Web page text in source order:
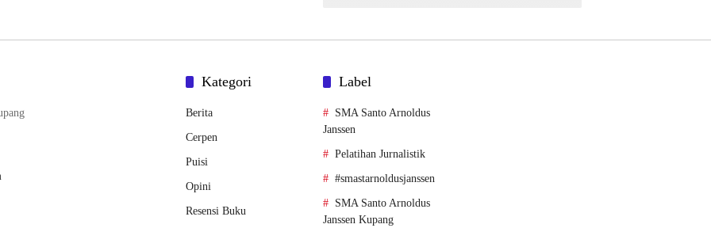
Kategori
Berita
Cerpen
Puisi
Opini
Resensi Buku
Label
SMA Santo Arnoldus
Janssen
Pelatihan Jurnalistik
#smastarnoldusjanssen
SMA Santo Arnoldus
Janssen Kupang